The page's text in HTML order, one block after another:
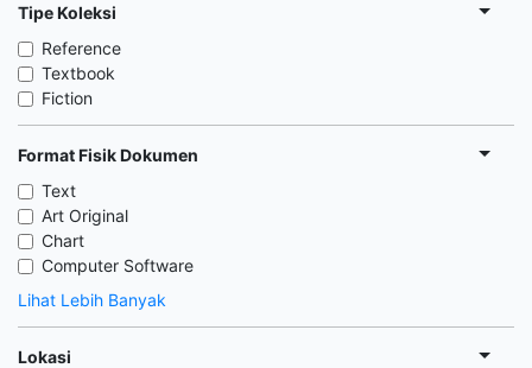
Tipe Koleksi
Reference
Textbook
Fiction
Format Fisik Dokumen
Text
Art Original
Chart
Computer Software
Lihat Lebih Banyak
Lokasi